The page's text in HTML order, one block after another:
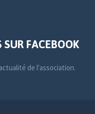
FACEBOOK
de l'association.